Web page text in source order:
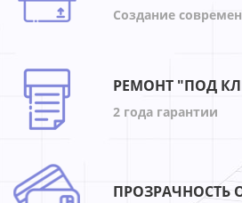
Создание
РЕМОНТ "ПОД
2 года гарантии
ПРОЗРАЧНОСТЬ